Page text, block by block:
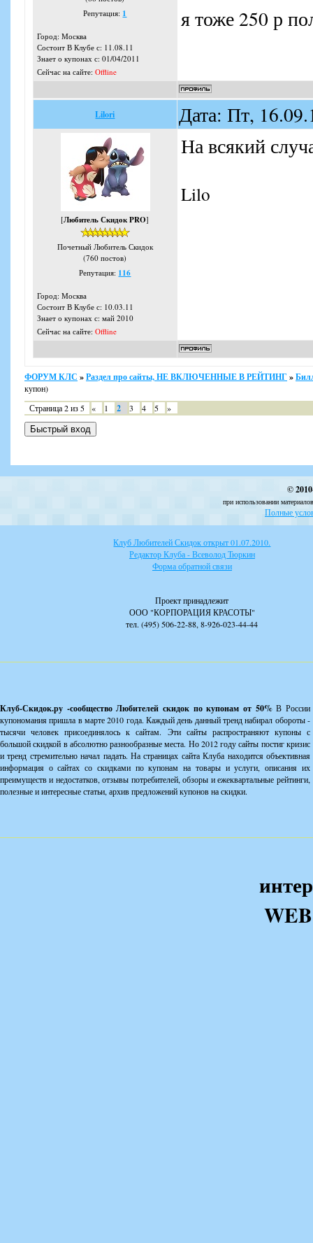
Репутация: 1
Город: Москва
Состоит В Клубе с: 11.08.11
Знает о купонах с: 01/04/2011
Сейчас на сайте: Offline
я тоже 250 р
Lilori Дата: Пт,
[Любитель Скидок PRO]
Почетный Любитель Скидок
(760 постов)
Репутация: 116
Город: Москва
Состоит В Клубе с: 10.03.11
Знает о купонах с: май 2010
Сейчас на сайте: Offline
На всякий
Lilo
ФОРУМ КЛС »Раздел про сайты, НЕ ВКЛЮЧЕННЫЕ В РЕЙТИНГ »
купон)
Страница2из 5 « 1 2 3 4 5 »
©
при использовании
Полные
Клуб Любителей Скидок открыт 01.07.2010.
Редактор Клуба - Всеволод Тюркин
Форма обратной связи
Проект принадлежит
ООО "КОРПОРАЦИЯ КРАСОТЫ"
тел. (495) 506-22-88, 8-926-023-44-44
Клуб-Скидок.ру -сообщество Любителей скидок по купонам от 50%В России
купономания пришла в марте 2010 года. Каждый день данный тренд набирал обороты -
тысячи человек присоединялось к сайтам. Эти сайты распространяют купоны с
большой скидкой в абсолютно разнообразные места. Но 2012 году сайты постиг кризис
и тренд стремительно начал падать. На страницах сайта Клуба находится объективная
информация о сайтах со скидками по купонам на товары и услуги, описания их
преимуществ и недостатков, отзывы потребителей, обзоры и ежеквартальные рейтинги,
полезные и интересные статьи, архив предложений купонов на скидки.